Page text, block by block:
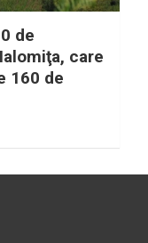
de
care
160 de